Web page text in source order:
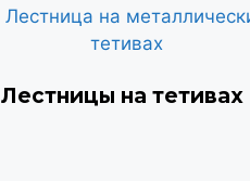
Лестницы на тетивах